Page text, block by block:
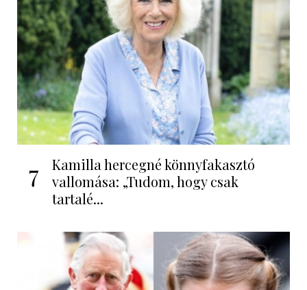
7
Kamilla hercegné könnyfakasztó
vallomása: „Tudom, hogy csak
tartalé...